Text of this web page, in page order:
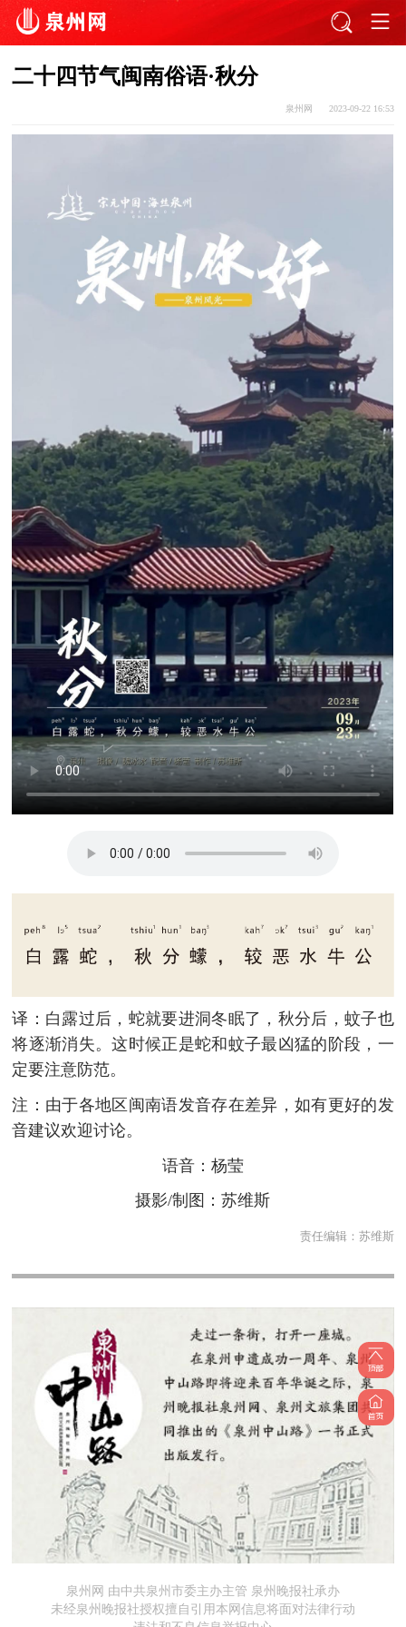
二十四节气闽南俗语·秋分
泉州网 2023-09-22 16:53
译：白露过后，蛇就要进洞冬眠了，秋分后，蚊子也
将逐渐消失。这时候正是蛇和蚊子最凶猛的阶段，一
定要注意防范。
注：由于各地区闽南语发音存在差异，如有更好的发
音建议欢迎讨论。
语音：杨莹
摄影/制图：苏维斯
责任编辑： 苏维斯
泉州网 由中共泉州市委主办主管 泉州晚报社承办
未经泉州晚报社授权擅自引用本网信息将面对法律行动